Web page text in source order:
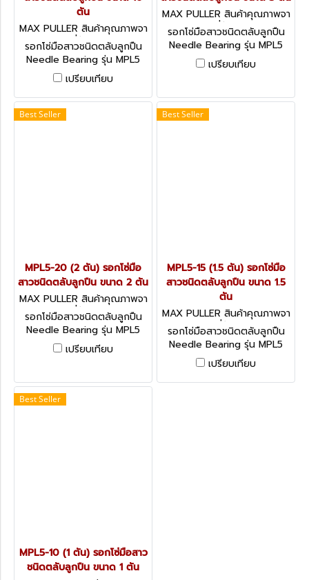
ตัน
MAX PULLER สินค้าคุณภาพจา
กประเทศญี่ปุ่น MPL5-90
รอกโซ่มือสาวชนิดตลับลูกปืน
Needle Bearing รุ่น MPL5
ผ่านการรับรองมาตรฐาน CE
และ ISO9001
เปรียบเทียบ
MAX PULLER สินค้าคุณภาพจา
กประเทศญี่ปุ่น MPL5-30
รอกโซ่มือสาวชนิดตลับลูกปืน
Needle Bearing รุ่น MPL5
ผ่านการรับรองมาตรฐาน CE
และ ISO9001
เปรียบเทียบ
Best Seller
MPL5-20 (2 ตัน) รอกโซ่มือ
สาวชนิดตลับลูกปืน ขนาด 2 ตัน
MAX PULLER สินค้าคุณภาพจา
กประเทศญี่ปุ่น MPL5-20
รอกโซ่มือสาวชนิดตลับลูกปืน
Needle Bearing รุ่น MPL5
ผ่านการรับรองมาตรฐาน CE
และ ISO9001
เปรียบเทียบ
Best Seller
MPL5-15 (1.5 ตัน) รอกโซ่มือ
สาวชนิดตลับลูกปืน ขนาด 1.5
ตัน
MAX PULLER สินค้าคุณภาพจา
กประเทศญี่ปุ่น MPL5-15
รอกโซ่มือสาวชนิดตลับลูกปืน
Needle Bearing รุ่น MPL5
ผ่านการรับรองมาตรฐาน CE
และ ISO9001
เปรียบเทียบ
Best Seller
MPL5-10 (1 ตัน) รอกโซ่มือสาว
ชนิดตลับลูกปืน ขนาด 1 ตัน